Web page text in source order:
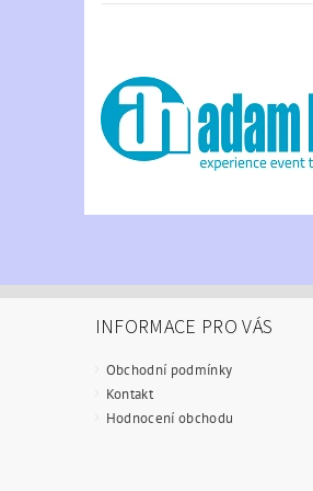
INFORMACE PRO VÁS
Obchodní podmínky
Kontakt
Hodnocení obchodu